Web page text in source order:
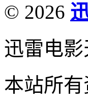
© 2026
迅雷电
本站所